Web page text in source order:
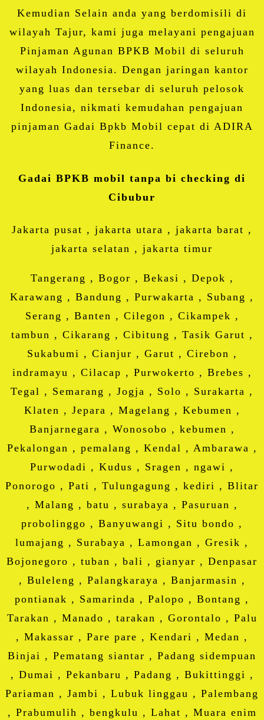
Kemudian Selain anda yang berdomisili di
wilayah Tajur, kami juga melayani pengajuan
Pinjaman Agunan BPKB Mobil di seluruh
wilayah Indonesia. Dengan jaringan kantor
yang luas dan tersebar di seluruh pelosok
Indonesia, nikmati kemudahan pengajuan
pinjaman Gadai Bpkb Mobil cepat di ADIRA
Finance.
Gadai BPKB mobil tanpa bi checking di
Cibubur
Jakarta pusat , jakarta utara , jakarta barat ,
jakarta selatan , jakarta timur
Tangerang , Bogor , Bekasi , Depok ,
Karawang , Bandung , Purwakarta , Subang ,
Serang , Banten , Cilegon , Cikampek ,
tambun , Cikarang , Cibitung , Tasik Garut ,
Sukabumi , Cianjur , Garut , Cirebon ,
indramayu , Cilacap , Purwokerto , Brebes ,
Tegal , Semarang , Jogja , Solo , Surakarta ,
Klaten , Jepara , Magelang , Kebumen ,
Banjarnegara , Wonosobo , kebumen ,
Pekalongan , pemalang , Kendal , Ambarawa ,
Purwodadi , Kudus , Sragen , ngawi ,
Ponorogo , Pati , Tulungagung , kediri , Blitar
, Malang , batu , surabaya , Pasuruan ,
probolinggo , Banyuwangi , Situ bondo ,
lumajang , Surabaya , Lamongan , Gresik ,
Bojonegoro , tuban , bali , gianyar , Denpasar
, Buleleng , Palangkaraya , Banjarmasin ,
pontianak , Samarinda , Palopo , Bontang ,
Tarakan , Manado , tarakan , Gorontalo , Palu
, Makassar , Pare pare , Kendari , Medan ,
Binjai , Pematang siantar , Padang sidempuan
, Dumai , Pekanbaru , Padang , Bukittinggi ,
Pariaman , Jambi , Lubuk linggau , Palembang
, Prabumulih , bengkulu , Lahat , Muara enim